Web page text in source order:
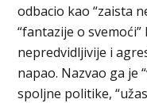
odbacio kao “zaista
“fantazije o
nepredvidljivije i
napao. Nazvao ga je
spoljne politike,